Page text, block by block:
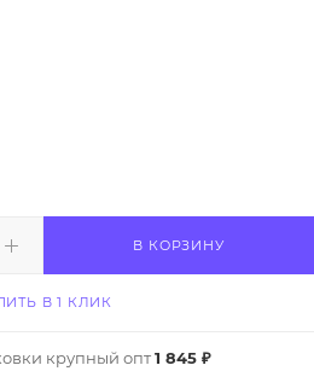
В КОРЗИНУ
В 1 КЛИК
крупный опт1 845 ₽